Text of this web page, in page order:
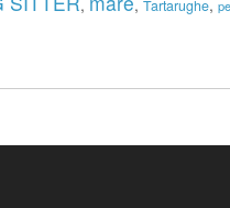
, , Tartarughe,